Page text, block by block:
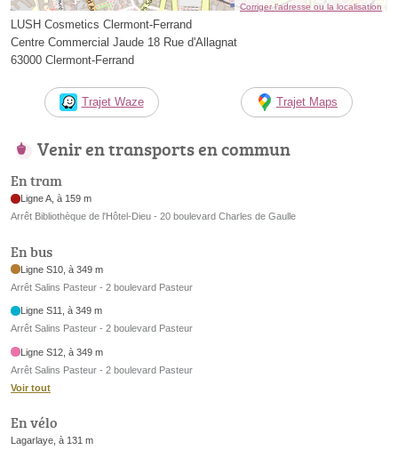
Corriger l’adresse ou la localisation
LUSH Cosmetics Clermont-Ferrand
Centre Commercial Jaude 18 Rue d'Allagnat
63000 Clermont-Ferrand
Trajet Waze Trajet Maps
Venir en transports en commun
En tram
Ligne A, à 159 m
Arrêt Bibliothèque de l'Hôtel-Dieu - 20 boulevard Charles de Gaulle
En bus
Ligne S10, à 349 m
Arrêt Salins Pasteur - 2 boulevard Pasteur
Ligne S11, à 349 m
Arrêt Salins Pasteur - 2 boulevard Pasteur
Ligne S12, à 349 m
Arrêt Salins Pasteur - 2 boulevard Pasteur
Voir tout
En vélo
Lagarlaye, à 131 m